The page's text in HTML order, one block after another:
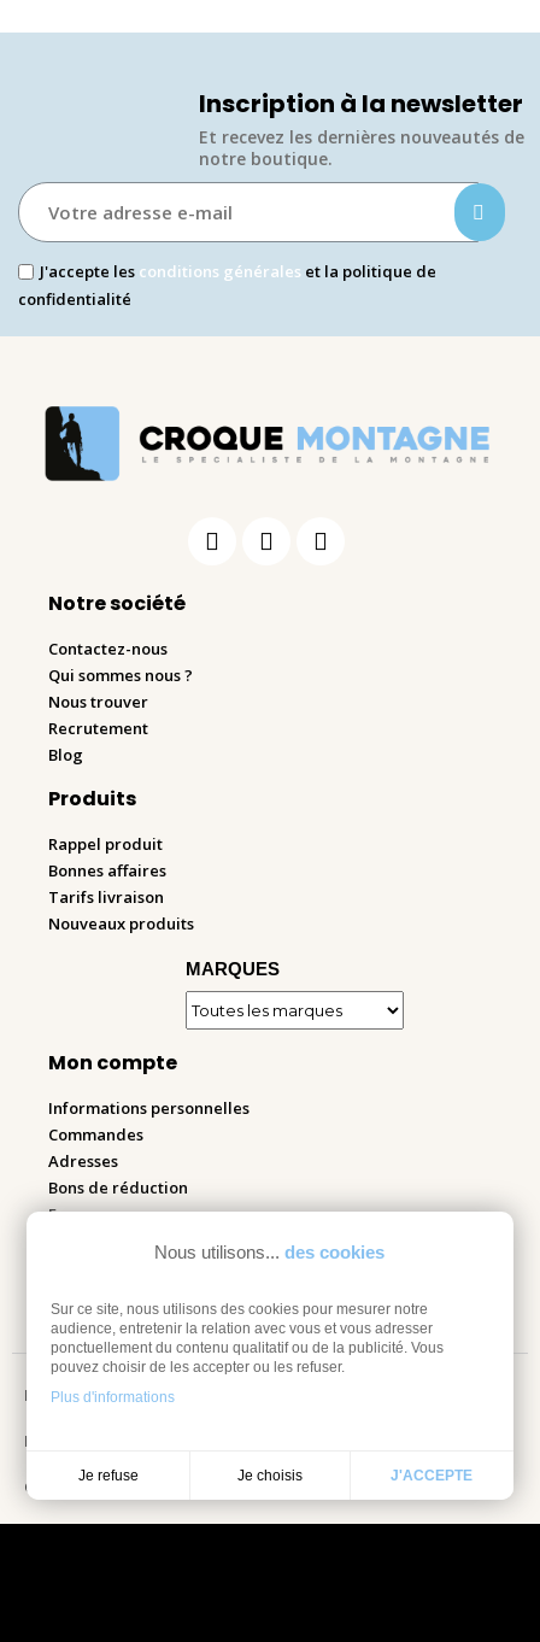
Nous utilisons... des cookies
Sur ce site, nous utilisons des cookies pour mesurer notre
audience, entretenir la relation avec vous et vous adresser
ponctuellement du contenu qualitatif ou de la publicité. Vous
pouvez choisir de les accepter ou les refuser.
Plus d'informations
Je refuse Je choisis J'ACCEPTE
Inscription à la newsletter
Et recevez les dernières nouveautés de
notre boutique.​
J'accepte les conditions générales et la politique de
confidentialité
Notre société
Contactez-nous
Qui sommes nous ?
Nous trouver
Recrutement
Blog
Produits
Rappel produit
Bonnes affaires
Tarifs livraison
Nouveaux produits
MARQUES
Mon compte
Informations personnelles
Commandes
Adresses
Bons de réduction
Espace pro
Mentions légales
Information sur les cookies
Conditions Générales de vente